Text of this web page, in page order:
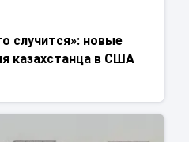
случится»: новые
казахстанца в США